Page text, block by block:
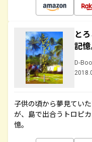
と
記
D-
子供の頃から夢見てい
が、島で出合うトロピ
憶。